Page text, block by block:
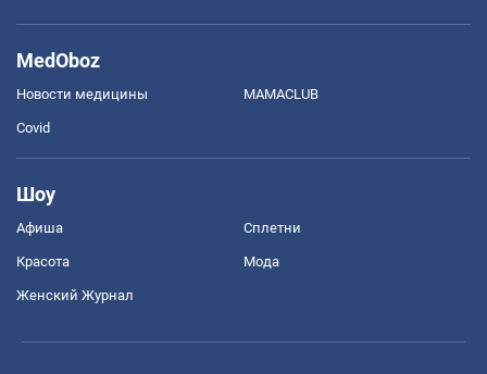
MedOboz
Новости медицины MAMACLUB
Covid
Шоу
Афиша Сплетни
Красота Мода
Женский Журнал